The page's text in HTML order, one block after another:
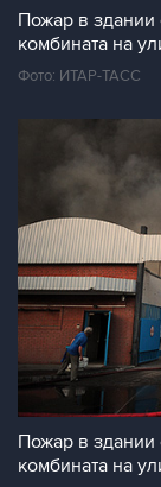
Пожар в здании
комбината на
Фото: ИТАР-ТАСС
Пожар в здании
комбината на